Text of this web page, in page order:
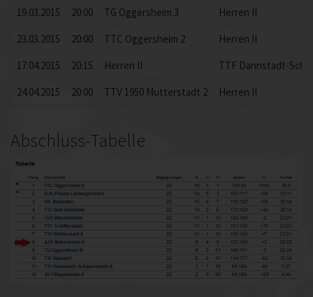
19.03.2015
20:00 TG Oggersheim 3
Herren II
23.03.2015
20:00 TTC Oggersheim 2
Herren II
17.04.2015
20:15 Herren II
TTF Dannstadt-
24.04.2015
20:00 TTV 1950 Mutterstadt 2 Herren II
Abschluss-Tabelle